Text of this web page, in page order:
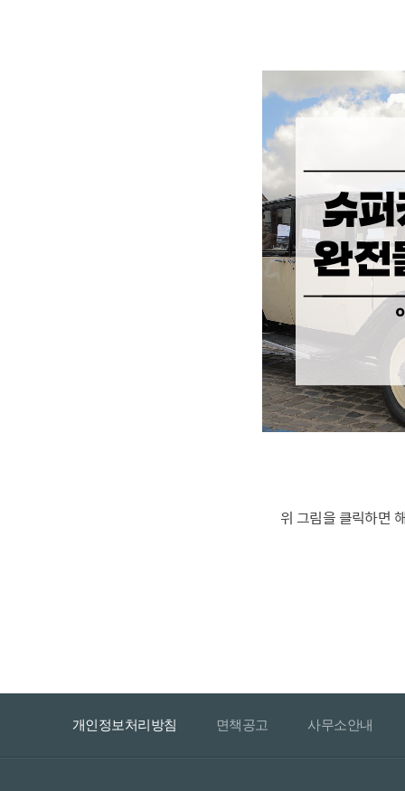
위 그림을 클릭하면
개인정보처리방침 면책공고 사무소안내